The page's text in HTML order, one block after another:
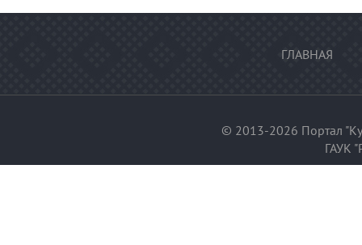
ГЛАВНАЯ
© 2013-2026 Портал
ГАУК